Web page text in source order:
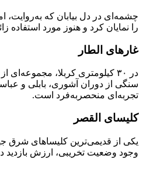
چشمه‌ای در دل بیابان که
را نمایان کرد و هنوز مورد استفاده
غارهای الطار
در ۳۰ کیلومتری کربلا،
سنگی از دوران آشوری، بابلی و
تجربه‌ای منحصربه‌فرد است.
کلیسای القصر
یکی از قدیمی‌ترین کلیساهای شرق
وجود وضعیت تخریبی، ارزش بازدید